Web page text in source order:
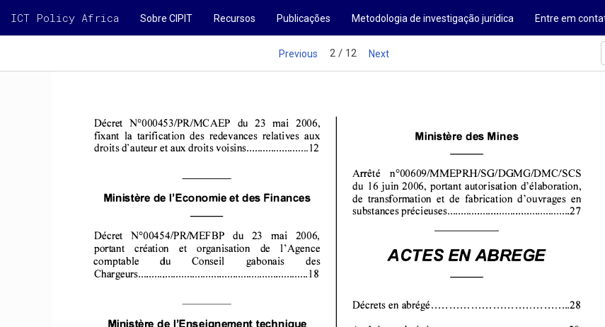
ICT Policy Africa Sobre CIPIT Recursos Publicações Metodologia de investigação jurídica Entre em
Previous 2 / 12 Next
Décret N°000453IPRlMCAEP du 23 mai
2006,
fixant la  tarification des redevances relatives aux
droits d'auteur et aux droits voisins ....................... 12
Ministère de l'Economie et des Finances
Décret N°00454IPRlMEFBP du 23 mai
2006,
portant
création et organisation de
l'Agence
comptable
du Conseil gabonais
des
Chargeurs ............................................................... 18
Ministère de l'Enseignement technique
Ministère des Mines
Arrêté n000609/MMEPRHISGIDGM G/DM C/SCS
du 16 juin 2006, portant autorisation d'élaboration,
de  transformation et  de  fabrication d'ouvrages en
substances précieuses ............................................. 27
ACTES EN ABREGE
Décrets en abrégé ................. ...................... 28